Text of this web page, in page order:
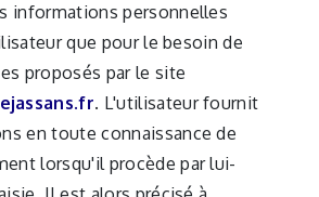
informations personnelles
que pour le besoin de
proposés par le site
. L'utilisateur fournit
en toute connaissance de
lorsqu'il procède par lui-